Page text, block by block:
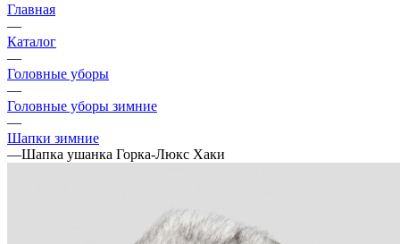
Главная
—
Каталог
—
Головные уборы
—
Головные уборы зимние
—
Шапки зимние
—Шапка ушанка Горка-Люкс Хаки